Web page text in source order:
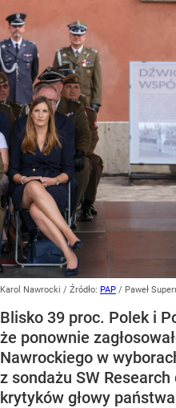
Karol Nawrocki / Źródło: PAP / Paweł
Blisko 39 proc. Polek i
że ponownie
Nawrockiego w
z sondażu SW Research
krytyków głowy